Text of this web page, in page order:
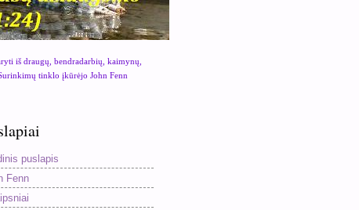
iš draugų, bendradarbių, kaimynų,
tinklo įkūrėjo John Fenn
puslapis
Fenn